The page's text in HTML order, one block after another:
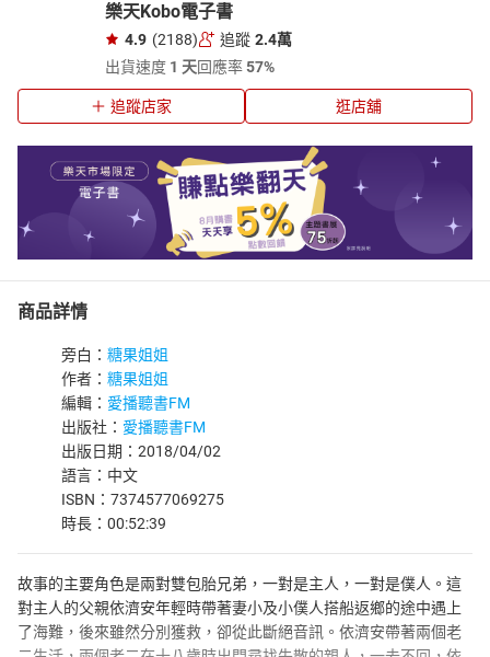
樂天Kobo電子書
4.9 (2188) 追蹤 2.4萬
出貨速度 1 天回應率57%
追蹤店家 逛店舖
商品詳情
旁白： 糖果姐姐
作者： 糖果姐姐
編輯： 愛播聽書FM
出版社： 愛播聽書FM
出版日期：2018/04/02
語言：中文
ISBN：7374577069275
時長：00:52:39
故事的主要角色是兩對雙包胎兄弟，一對是主人，一對是僕人。這
對主人的父親依濟安年輕時帶著妻小及小僕人搭船返鄉的途中遇上
了海難，後來雖然分別獲救，卻從此斷絕音訊。依濟安帶著兩個老